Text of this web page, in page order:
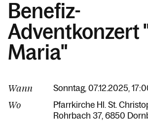
Benefiz-
Adventkonzert
Maria"
Wann Sonntag, 07.12.2025,
Wo
Pfarrkirche Hl. St.
Rohrbach 37 6850